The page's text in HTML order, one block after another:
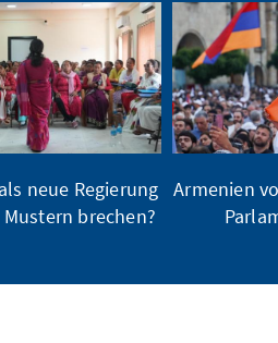
neue Regierung
brechen?
Armenien